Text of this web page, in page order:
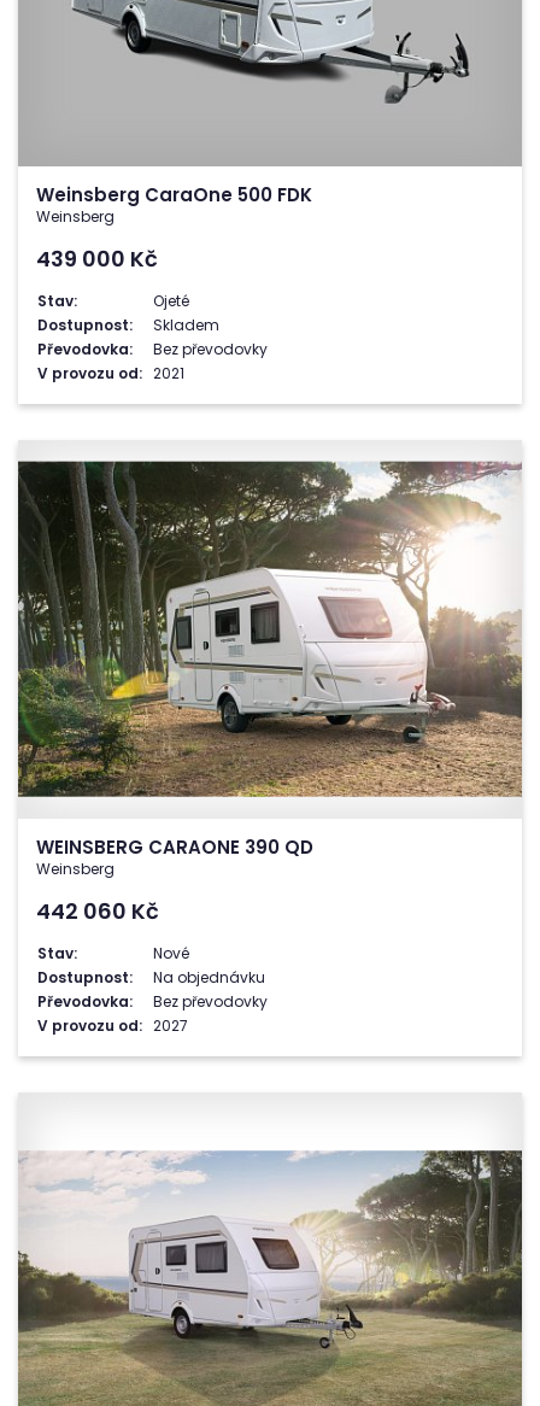
Weinsberg CaraOne 500 FDK
Weinsberg
439 000 Kč
Stav:
Ojeté
Dostupnost:
Skladem
Převodovka:
Bez převodovky
V provozu od: 2021
WEINSBERG CARAONE 390 QD
Weinsberg
442 060 Kč
Stav:
Nové
Dostupnost:
Na objednávku
Převodovka:
Bez převodovky
V provozu od: 2027